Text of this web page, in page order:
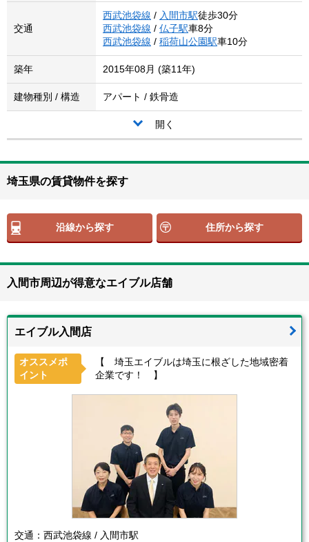
交通
西武池袋線 / 入間市駅徒歩30分
西武池袋線 / 仏子駅車8分
西武池袋線 / 稲荷山公園駅車10分
築年 2015年08月 (築11年)
建物種別 / 構造 アパート / 鉄骨造
開く
埼玉県の賃貸物件を探す
沿線から探す 住所から探す
入間市周辺が得意なエイブル店舗
エイブル入間店
オススメポ
イント
【 埼玉エイブルは埼玉に根ざした地域密着
企業です！ 】
交通： 西武池袋線 / 入間市駅